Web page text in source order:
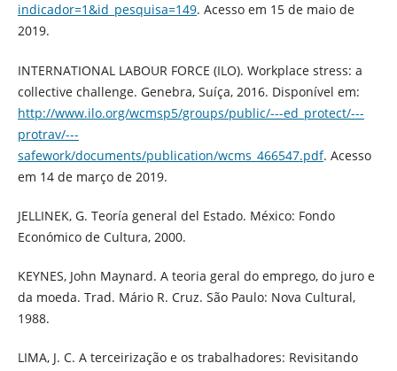
indicador=1&id_pesquisa=149. Acesso em 15 de maio de
2019.
INTERNATIONAL LABOUR FORCE (ILO). Workplace stress: a
collective challenge. Genebra, Suíça, 2016. Disponível em:
http://www.ilo.org/wcmsp5/groups/public/---ed_protect/---
protrav/---
safework/documents/publication/wcms_466547.pdf. Acesso
em 14 de março de 2019.
JELLINEK, G. Teoría general del Estado. México: Fondo
Económico de Cultura, 2000.
KEYNES, John Maynard. A teoria geral do emprego, do juro e
da moeda. Trad. Mário R. Cruz. São Paulo: Nova Cultural,
1988.
LIMA, J. C. A terceirização e os trabalhadores: Revisitando